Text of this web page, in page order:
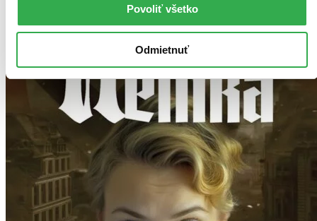
Povoliť všetko
Odmietnuť